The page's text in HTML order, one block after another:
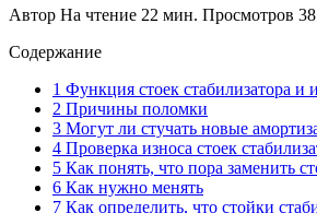
Автор На чтение 22 мин. Просмотров 38
Содержание
1 Функция стоек стабилизатора и
2 Причины поломки
3 Могут ли стучать новые
4 Проверка износа стоек
5 Как понять, что пора заменить
6 Как нужно менять
7 Как определить, что стойки